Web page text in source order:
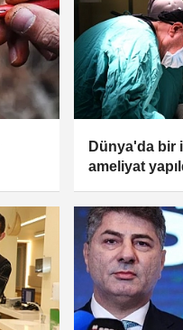
Dünya'da bir
ameliyat